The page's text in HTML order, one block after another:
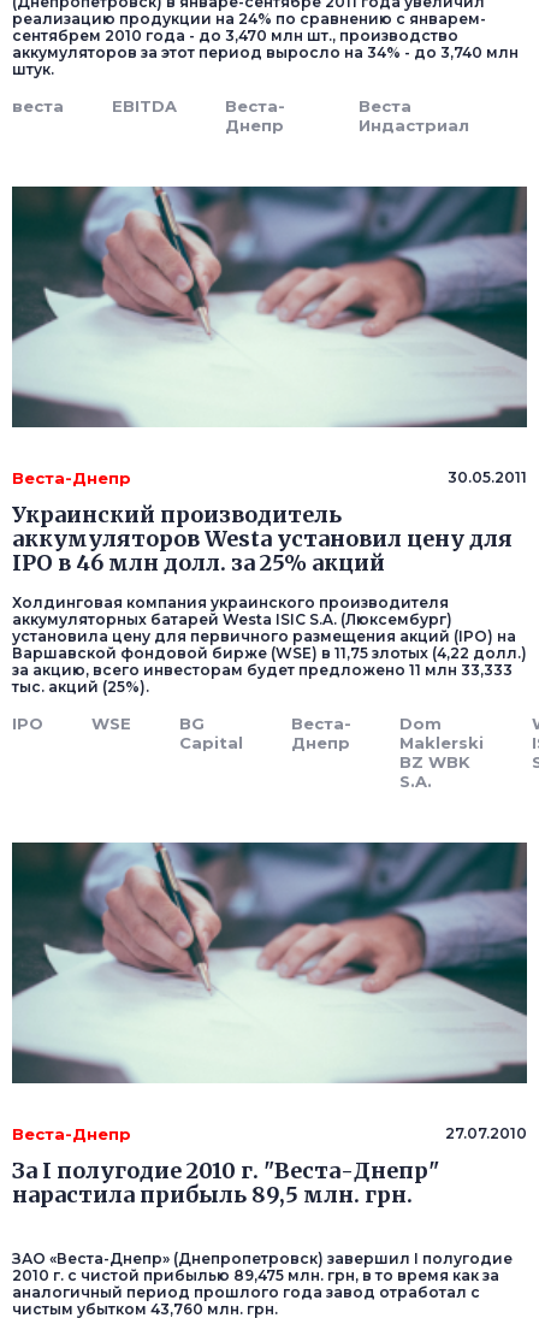
реализацию продукции на 24% по сравнению с январем-
сентябрем 2010 года - до 3,470 млн шт., производство
аккумуляторов за этот период выросло на 34% - до 3,740 млн
штук.
веста EBITDA
Веста-
Днепр
Веста
Индастриал
Веста-Днепр 30.05.2011
Украинский производитель
аккумуляторов Westa установил цену для
IPO в 46 млн долл. за 25% акций
Холдинговая компания украинского производителя
аккумуляторных батарей Westa ISIC S.A. (Люксембург)
установила цену для первичного размещения акций (IPO) на
Варшавской фондовой бирже (WSE) в 11,75 злотых (4,22 долл.)
за акцию, всего инвесторам будет предложено 11 млн 33,333
тыс. акций (25%).
IPO WSE
BG
Capital
Веста-
Днепр
Dom
Maklerski
BZ WBK
S.A.
Веста-Днепр 27.07.2010
За I полугодие 2010 г. "Веста-Днепр"
нарастила прибыль 89,5 млн. грн.
ЗАО «Веста-Днепр» (Днепропетровск) завершил I полугодие
2010 г. с чистой прибылью 89,475 млн. грн, в то время как за
аналогичный период прошлого года завод отработал с
чистым убытком 43,760 млн. грн.